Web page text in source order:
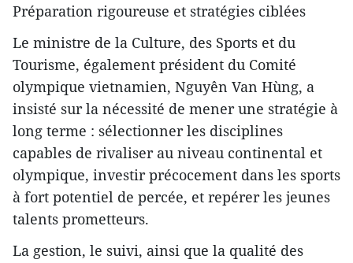
Préparation rigoureuse et stratégies ciblées
Le ministre de la Culture, des Sports et du
Tourisme, également président du Comité
olympique vietnamien, Nguyên Van Hùng, a
insisté sur la nécessité de mener une stratégie à
long terme : sélectionner les disciplines
capables de rivaliser au niveau continental et
olympique, investir précocement dans les sports
à fort potentiel de percée, et repérer les jeunes
talents prometteurs.
La gestion, le suivi, ainsi que la qualité des